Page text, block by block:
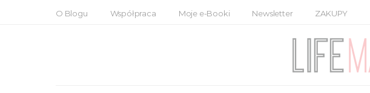
O Blogu Współpraca Moje e-Booki Newsletter ZAKUPY